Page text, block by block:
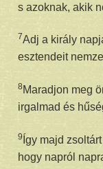
s azoknak, akik
7Adj a király
esztendeit
8 Maradjon meg
irgalmad és
9 Így majd
hogy napról